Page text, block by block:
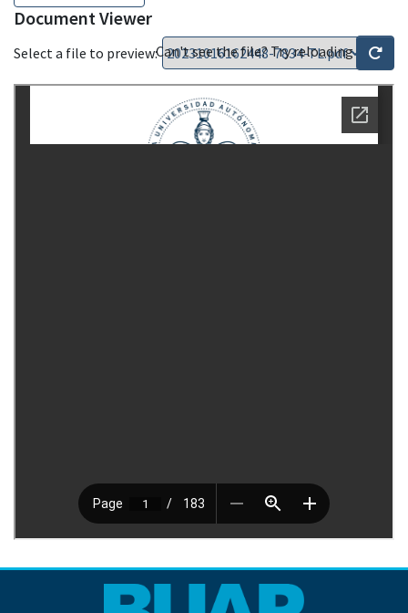
Document Viewer
Select a file to preview:Can't see the file? Try reloading